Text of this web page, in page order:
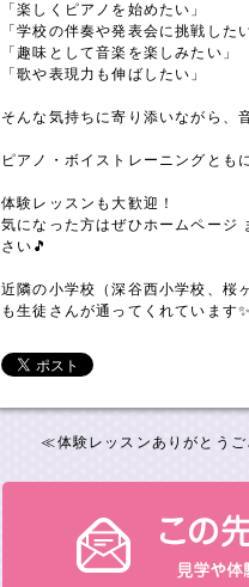
「楽しくピアノを始めたい」
「学校の伴奏や発表会に挑戦した
「趣味として音楽を楽しみたい」
「歌や表現力も伸ばしたい」
そんな気持ちに寄り添いながら、
ピアノ・ボイストレーニングとも
体験レッスンも大歓迎！
気になった方はぜひホームページ
さい🎵
近隣の小学校（深谷西小学校、桜
も生徒さんが通ってくれています✨
≪体験レッスンありがとう